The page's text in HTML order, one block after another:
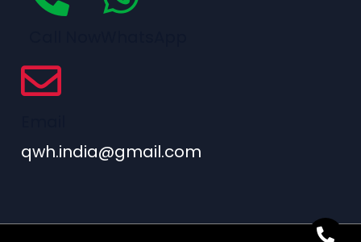
qwh.india@gmail.com